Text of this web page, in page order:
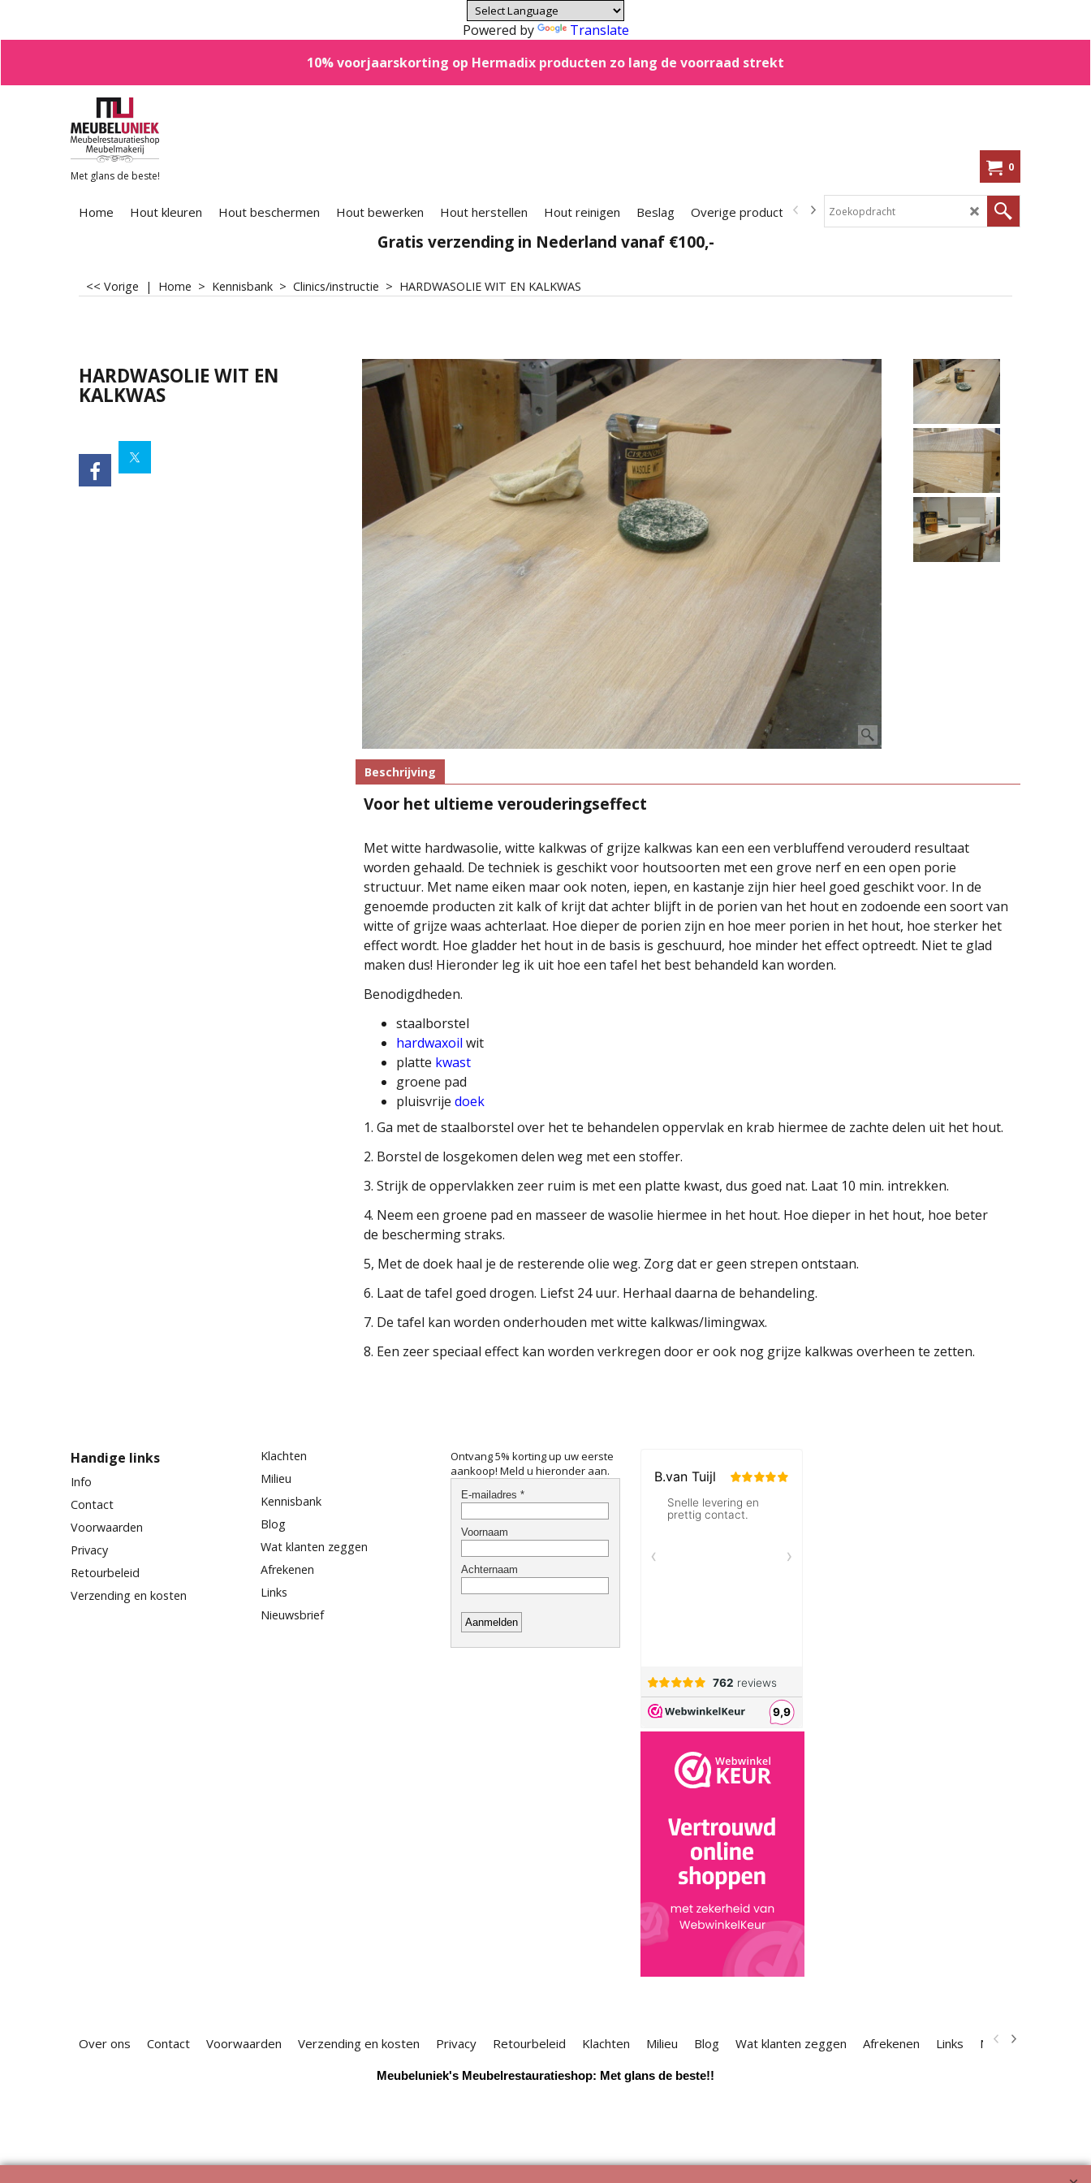
Powered by
Translate
10% voorjaarskorting op Hermadix producten zo lang de voorraad strekt
Met glans de beste!
0
Home Hout kleuren Hout beschermen Hout bewerken Hout herstellen Hout reinigen Beslag Overige producten In de aanbieding! Kennisbank Shoppen op
Gratis verzending in Nederland vanaf €100,-
<< Vorige | Home > Kennisbank > Clinics/instructie > HARDWASOLIE WIT EN KALKWAS
HARDWASOLIE WIT EN
KALKWAS
Beschrijving
Voor het ultieme verouderingseffect
Met witte hardwasolie, witte kalkwas of grijze kalkwas kan een een verbluffend verouderd resultaat
worden gehaald. De techniek is geschikt voor houtsoorten met een grove nerf en een open porie
structuur. Met name eiken maar ook noten, iepen, en kastanje zijn hier heel goed geschikt voor. In de
genoemde producten zit kalk of krijt dat achter blijft in de porien van het hout en zodoende een soort van
witte of grijze waas achterlaat. Hoe dieper de porien zijn en hoe meer porien in het hout, hoe sterker het
effect wordt. Hoe gladder het hout in de basis is geschuurd, hoe minder het effect optreedt. Niet te glad
maken dus! Hieronder leg ik uit hoe een tafel het best behandeld kan worden.
Benodigdheden.
staalborstel
hardwaxoil wit
platte kwast
groene pad
pluisvrije doek
1. Ga met de staalborstel over het te behandelen oppervlak en krab hiermee de zachte delen uit het hout.
2. Borstel de losgekomen delen weg met een stoffer.
3. Strijk de oppervlakken zeer ruim is met een platte kwast, dus goed nat. Laat 10 min. intrekken.
4. Neem een groene pad en masseer de wasolie hiermee in het hout. Hoe dieper in het hout, hoe beter
de bescherming straks.
5, Met de doek haal je de resterende olie weg. Zorg dat er geen strepen ontstaan.
6. Laat de tafel goed drogen. Liefst 24 uur. Herhaal daarna de behandeling.
7. De tafel kan worden onderhouden met witte kalkwas/limingwax.
8. Een zeer speciaal effect kan worden verkregen door er ook nog grijze kalkwas overheen te zetten.
Handige links
Info
Contact
Voorwaarden
Privacy
Retourbeleid
Verzending en kosten
Klachten
Milieu
Kennisbank
Blog
Wat klanten zeggen
Afrekenen
Links
Nieuwsbrief
Ontvang 5% korting up uw eerste
aankoop! Meld u hieronder aan.
Over ons Contact Voorwaarden Verzending en kosten Privacy Retourbeleid Klachten Milieu Blog Wat klanten zeggen Afrekenen Links Nieuwsbrief
Meubeluniek's Meubelrestauratieshop: Met glans de beste!!